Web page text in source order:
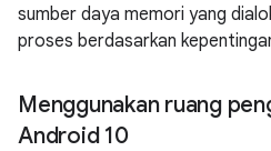
sumber daya memori yang
proses berdasarkan
Menggunakan ruang
Android 10